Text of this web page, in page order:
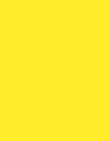
emotivamente
risaputo che la
costa molto.
Sebbene
una
processo può
pagamento di